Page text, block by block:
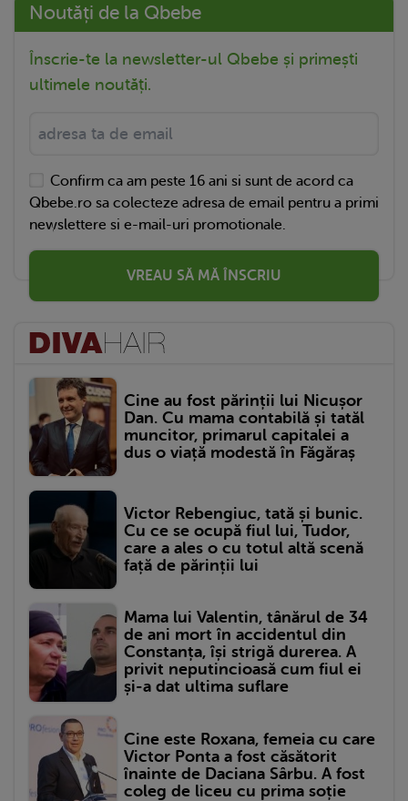
Noutăți de la Qbebe
Înscrie-te la newsletter-ul Qbebe și primești
ultimele noutăți.
Confirm ca am peste 16 ani si sunt de acord ca
Qbebe.ro sa colecteze adresa de email pentru a primi
newslettere si e-mail-uri promotionale.
VREAU SĂ MĂ ÎNSCRIU
Cine au fost părinții lui Nicușor
Dan. Cu mama contabilă și tatăl
muncitor, primarul capitalei a
dus o viață modestă în Făgăraș
Victor Rebengiuc, tată și bunic.
Cu ce se ocupă fiul lui, Tudor,
care a ales o cu totul altă scenă
față de părinții lui
Mama lui Valentin, tânărul de 34
de ani mort în accidentul din
Constanța, își strigă durerea. A
privit neputincioasă cum fiul ei
și-a dat ultima suflare
Cine este Roxana, femeia cu care
Victor Ponta a fost căsătorit
înainte de Daciana Sârbu. A fost
coleg de liceu cu prima soție